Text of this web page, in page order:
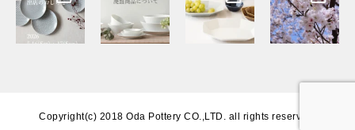
Copyright(c) 2018 Oda Pottery CO.,LTD. all rights reserved.